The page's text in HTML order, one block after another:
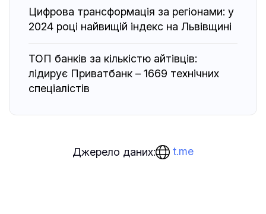
Цифрова трансформація за регіонами: у
2024 році найвищій індекс на Львівщині
ТОП банків за кількістю айтівців:
лідирує Приватбанк – 1669 технічних
спеціалістів
Джерело даних: t.me